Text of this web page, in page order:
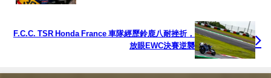
F.C.C. TSR Honda France 車隊經歷鈴鹿八耐挫折，
放眼EWC決賽逆襲